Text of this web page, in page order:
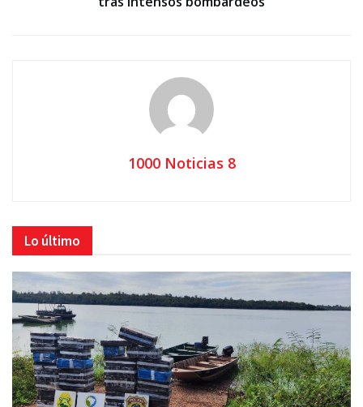
1000 Noticias 8
Lo último